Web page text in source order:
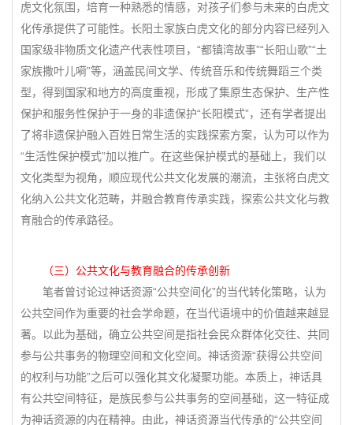
虎文化氛围，培育一种熟悉的情感，对孩子们参与未来的白虎文
化传承提供了可能性。长阳土家族白虎文化的部分内容已经列入
国家级非物质文化遗产代表性项目，“都镇湾故事”“长阳山歌”“土
家族撒叶儿嗬”等，涵盖民间文学、传统音乐和传统舞蹈三个类
型，得到国家和地方的高度重视，形成了集原生态保护、生产性
保护和服务性保护于一身的非遗保护“长阳模式”，还有学者提出
了将非遗保护融入百姓日常生活的实践探索方案，认为可以作为
“生活性保护模式”加以推广。在这些保护模式的基础上，我们以
文化类型为视角，顺应现代公共文化发展的潮流，主张将白虎文
化纳入公共文化范畴，并融合教育传承实践，探索公共文化与教
育融合的传承路径。
（三）公共文化与教育融合的传承创新
笔者曾讨论过神话资源“公共空间化”的当代转化策略，认为
公共空间作为重要的社会学命题，在当代语境中的价值越来越显
著。以此为基础，确立公共空间是指社会民众群体化交往、共同
参与公共事务的物理空间和文化空间。神话资源“获得公共空间
的权利与功能”之后可以强化其文化凝聚功能。本质上，神话具
有公共空间特征，是族民参与公共事务的空间基础，这一特征成
为神话资源的内在精神。由此，神话资源当代传承的“公共空间